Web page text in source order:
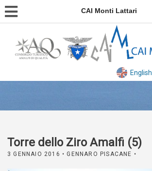
CAI Monti Lattari
English
Torre dello Ziro Amalfi (5)
3 GENNAIO 2016 • GENNARO PISACANE •